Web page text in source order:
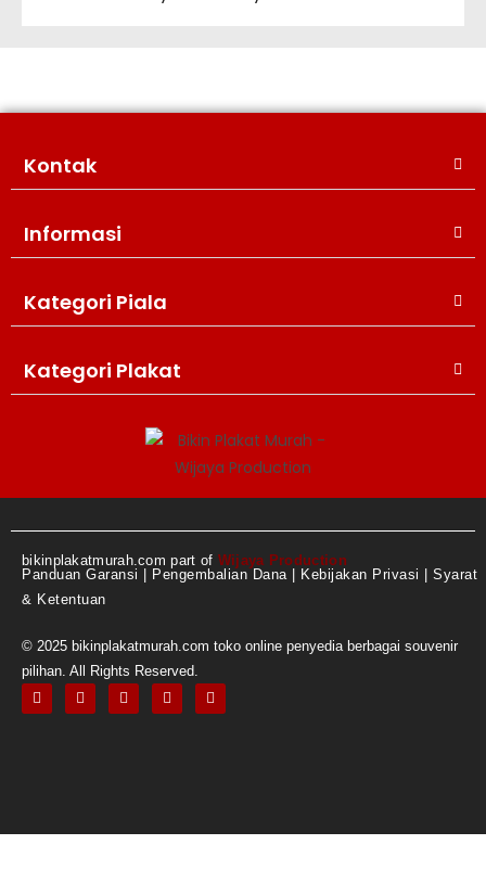
Kontak
Informasi
Kategori Piala
Kategori Plakat
bikinplakatmurah.com part of Wijaya Production
Panduan Garansi
Pengembalian Dana| Kebijakan Privasi
Syarat
& Ketentuan
© 2025 bikinplakatmurah.com toko online penyedia berbagai souvenir
pilihan. All Rights Reserved.